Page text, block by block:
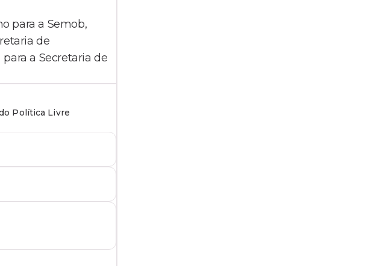
para a Semob,
de
a Secretaria de
Política Livre